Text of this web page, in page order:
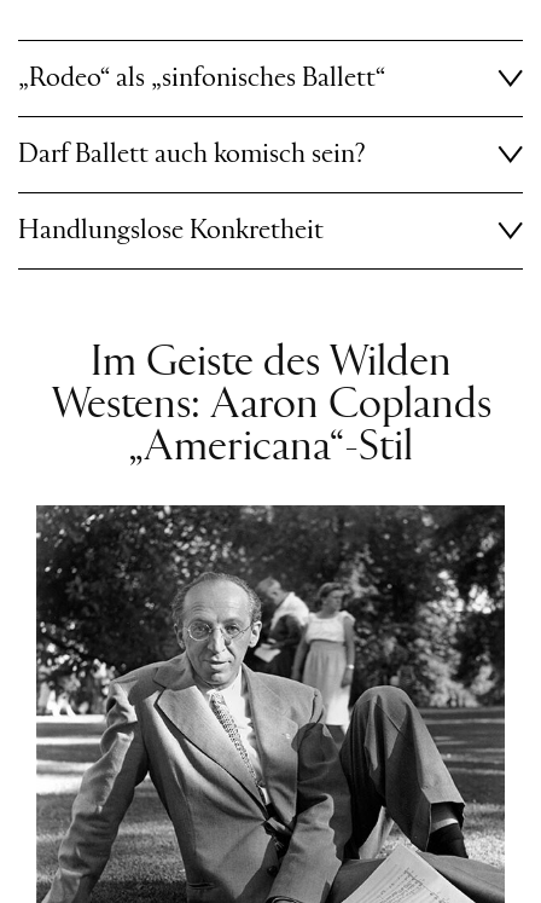
„Rodeo“ als „sinfonisches Ballett“
Darf Ballett auch komisch sein?
Handlungslose Konkretheit
Im Geiste des Wilden
Westens: Aaron Coplands
„Americana“-Stil